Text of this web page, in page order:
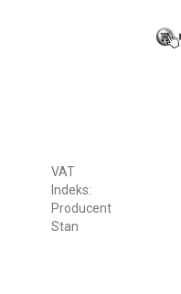
VAT
Indeks:
Producent
Stan